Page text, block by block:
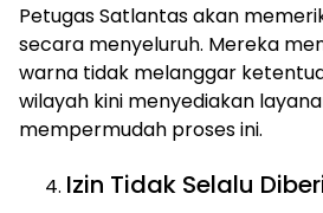
Petugas Satlantas akan
secara menyeluruh. Mereka
warna tidak melanggar
wilayah kini menyediakan
mempermudah proses ini.
Izin Tidak Selalu